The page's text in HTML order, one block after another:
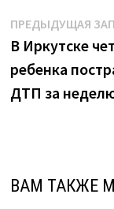
лимузине
по
Байкалу"
по
записям
ПРЕДЫДУЩАЯ
В Иркутске
ребенка
ДТП за
ВАМ ТАКЖЕ